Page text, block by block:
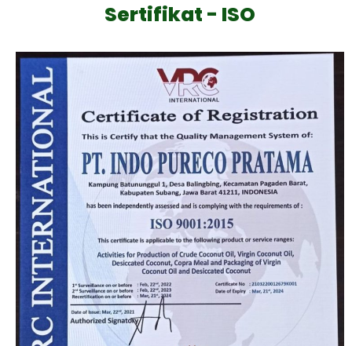
Sertifikat - ISO